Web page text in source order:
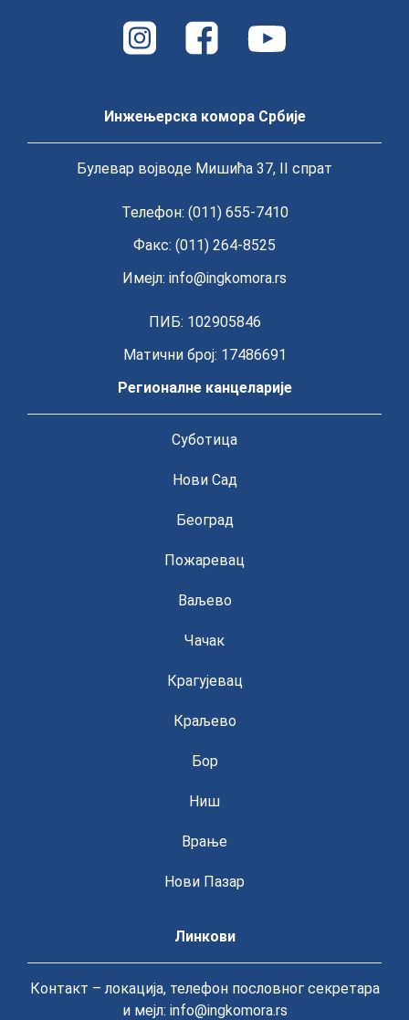
Инжењерска комора Србије
Булевар војводе Мишића 37, II спрат
Телефон: (011) 655-7410
Факс: (011) 264-8525
Имејл: info@ingkomora.rs
ПИБ: 102905846
Матични број: 17486691
Регионалне канцеларије
Суботица
Нови Сад
Београд
Пожаревац
Ваљево
Чачак
Крагујевац
Краљево
Бор
Ниш
Врање
Нови Пазар
Линкови
Контакт – локација, телефон пословног секретара
и мејл: info@ingkomora.rs